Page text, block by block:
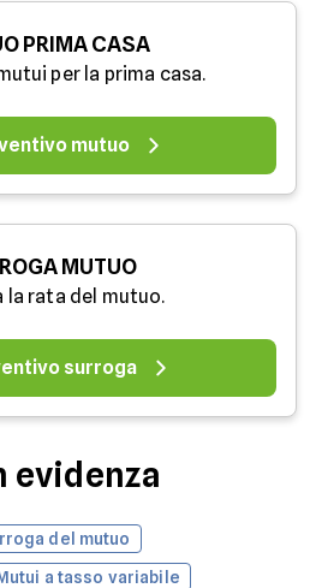
PRIMA CASA
per la prima casa.
mutuo
MUTUO
la rata del mutuo.
surroga
evidenza
del mutuo
a tasso variabile